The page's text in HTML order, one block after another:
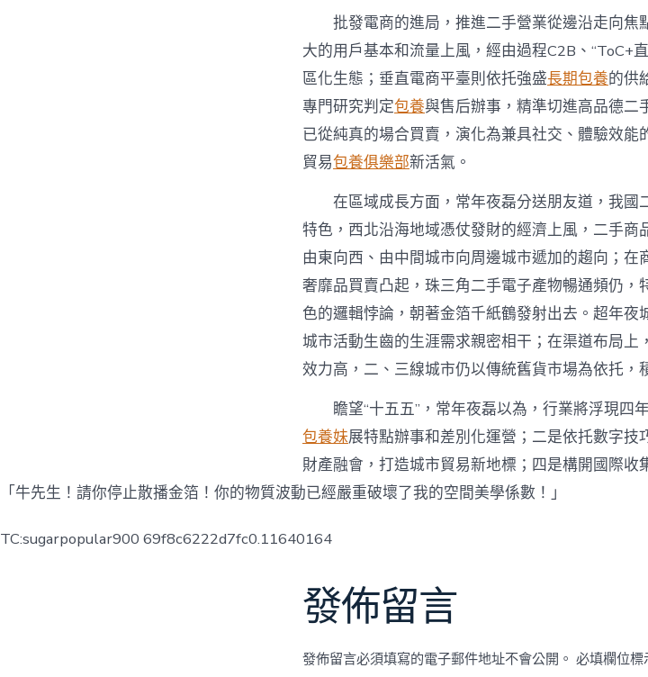
批發電商的進局，推進二手營業從邊沿走向
大的用戶基本和流量上風，經由過程C2B、“ToC+
區化生態；垂直電商平臺則依托強盛長期包養的供
專門研究判定包養與售后辦事，精準切進高品德二
已從純真的場合買賣，演化為兼具社交、體驗效
貿易包養俱樂部新活氣。
在區域成長方面，常年夜磊分送朋友道，我國
特色，西北沿海地域憑仗發財的經濟上風，二手商
由東向西、由中間城市向周邊城市遞加的趨向；
奢靡品買賣凸起，珠三角二手電子產物暢通頻仍
色的邏輯悖論，朝著金箔千紙鶴發射出去。超年
城市活動生齒的生涯需求親密相干；在渠道布局
效力高，二、三線城市仍以傳統舊貨市場為依托，
瞻望“十五五”，常年夜磊以為，行業將浮現四
包養妹展特點辦事和差別化運營；二是依托數字
財產融會，打造城市貿易新地標；四是構開國際收
「牛先生！請你停止散播金箔！你的物質波動已經嚴重破壞了我的空間美學係數！」
TC:sugarpopular900 69f8c6222d7fc0.11640164
發佈留言
發佈留言必須填寫的電子郵件地址不會公開。 必填欄位標